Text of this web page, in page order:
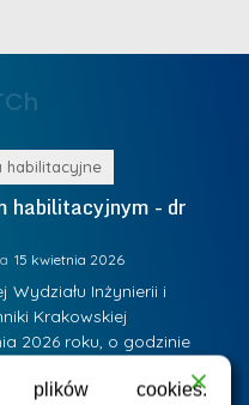
habilitacyjne
habilitacyjnym - dr
15 kwietnia 2026
Inżynierii i
Krakowskiej
2026 roku, o godzinie
W-35) odbędzie się
cookies.